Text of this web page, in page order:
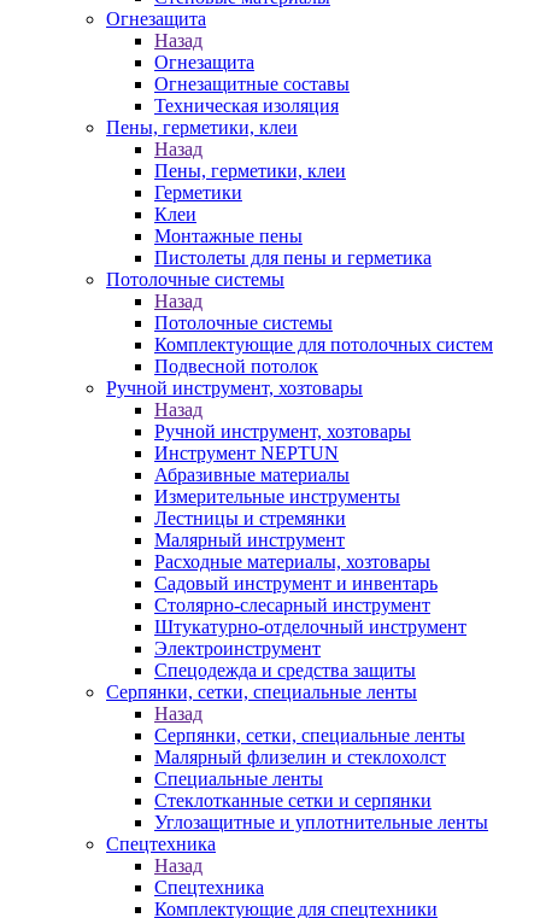
Огнезащита
Назад
Огнезащита
Огнезащитные составы
Техническая изоляция
Пены, герметики, клеи
Назад
Пены, герметики, клеи
Герметики
Клеи
Монтажные пены
Пистолеты для пены и герметика
Потолочные системы
Назад
Потолочные системы
Комплектующие для потолочных систем
Подвесной потолок
Ручной инструмент, хозтовары
Назад
Ручной инструмент, хозтовары
Инструмент NEPTUN
Абразивные материалы
Измерительные инструменты
Лестницы и стремянки
Малярный инструмент
Расходные материалы, хозтовары
Садовый инструмент и инвентарь
Столярно-слесарный инструмент
Штукатурно-отделочный инструмент
Электроинструмент
Спецодежда и средства защиты
Серпянки, сетки, специальные ленты
Назад
Серпянки, сетки, специальные ленты
Малярный флизелин и стеклохолст
Специальные ленты
Стеклотканные сетки и серпянки
Углозащитные и уплотнительные ленты
Спецтехника
Назад
Спецтехника
Комплектующие для спецтехники